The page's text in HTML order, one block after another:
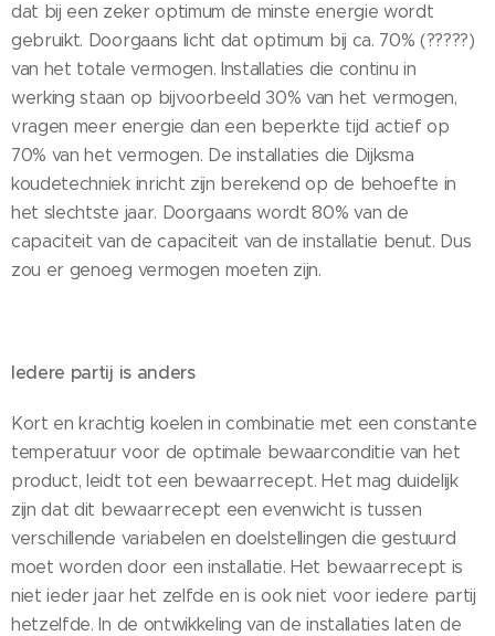
dat bij een zeker optimum de minste energie wordt
gebruikt. Doorgaans licht dat optimum bij ca. 70% (?????)
van het totale vermogen. Installaties die continu in
werking staan op bijvoorbeeld 30% van het vermogen,
vragen meer energie dan een beperkte tijd actief op
70% van het vermogen. De installaties die Dijksma
koudetechniek inricht zijn berekend op de behoefte in
het slechtste jaar. Doorgaans wordt 80% van de
capaciteit van de capaciteit van de installatie benut. Dus
zou er genoeg vermogen moeten zijn.
Iedere partij is anders
Kort en krachtig koelen in combinatie met een constante
temperatuur voor de optimale bewaarconditie van het
product, leidt tot een bewaarrecept. Het mag duidelijk
zijn dat dit bewaarrecept een evenwicht is tussen
verschillende variabelen en doelstellingen die gestuurd
moet worden door een installatie. Het bewaarrecept is
niet ieder jaar het zelfde en is ook niet voor iedere partij
hetzelfde. In de ontwikkeling van de installaties laten de